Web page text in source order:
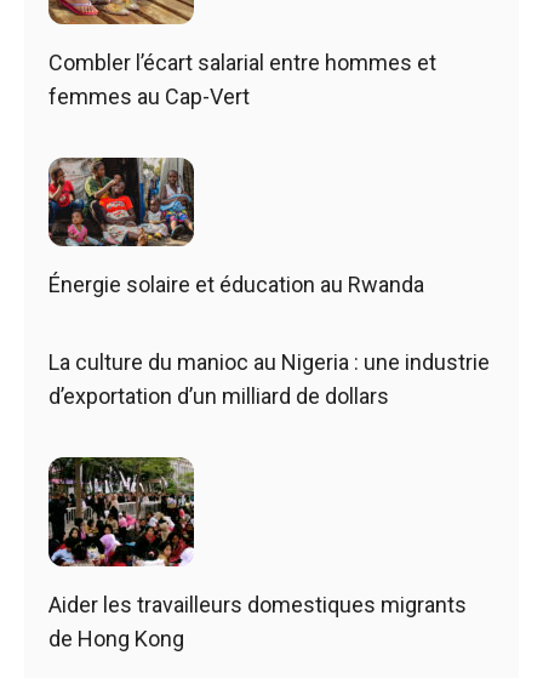
Combler l’écart salarial entre hommes et
femmes au Cap-Vert
Énergie solaire et éducation au Rwanda
La culture du manioc au Nigeria : une industrie
d’exportation d’un milliard de dollars
Aider les travailleurs domestiques migrants
de Hong Kong